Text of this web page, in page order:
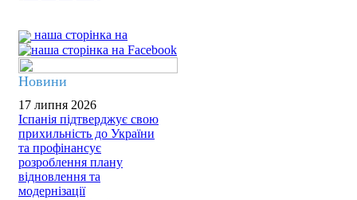
наша сторінка на
Новини
17 липня 2026
Іспанія підтверджує свою
прихильність до України
та профінансує
розроблення плану
відновлення та
модернізації